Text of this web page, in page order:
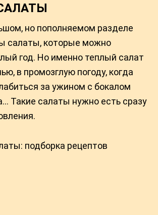
но пополняемом разделе
салаты, которые можно
год. Но именно теплый салат
в промозглую погоду, когда
за ужином с бокалом
Такие салаты нужно есть сразу